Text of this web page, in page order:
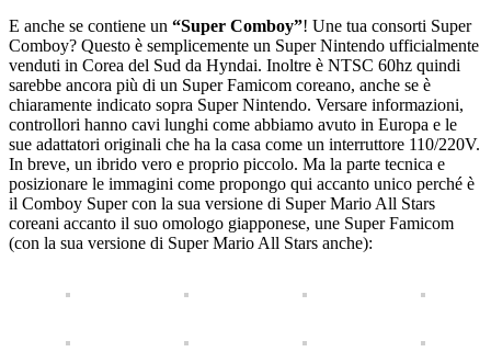
E anche se contiene un “Super Comboy”! Une tua consorti Super
Comboy? Questo è semplicemente un Super Nintendo ufficialmente
venduti in Corea del Sud da Hyndai. Inoltre è NTSC 60hz quindi
sarebbe ancora più di un Super Famicom coreano, anche se è
chiaramente indicato sopra Super Nintendo. Versare informazioni,
controllori hanno cavi lunghi come abbiamo avuto in Europa e le
sue adattatori originali che ha la casa come un interruttore 110/220V.
In breve, un ibrido vero e proprio piccolo. Ma la parte tecnica e
posizionare le immagini come propongo qui accanto unico perché è
il Comboy Super con la sua versione di Super Mario All Stars
coreani accanto il suo omologo giapponese, une Super Famicom
(con la sua versione di Super Mario All Stars anche):